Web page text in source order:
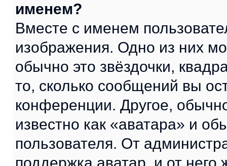
именем?
Вместе с именем
изображения. Одно из них
обычно это звёздочки,
то, сколько сообщений вы
конференции. Другое,
известно как «аватара» и
пользователя. От